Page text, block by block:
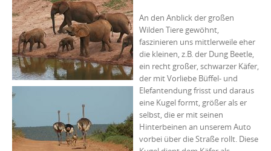
An den Anblick der großen
Wilden Tiere gewöhnt,
faszinieren uns mittlerweile eher
die kleinen, z.B. der Dung Beetle,
ein recht großer, schwarzer Käfer,
der mit Vorliebe Büffel- und
Elefantendung frisst und daraus
eine Kugel formt, größer als er
selbst, die er mit seinen
Hinterbeinen an unserem Auto
vorbei über die Straße rollt. Diese